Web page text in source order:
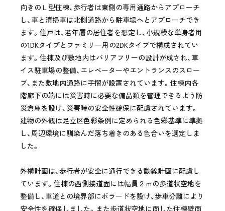
向きのＬ型住棟、歩行者は東側の専用通路からアプローチ
し、車と清掃車は北側道路から駐車場へとアプローチでき
ます。住戸は、若年層の居住者を想定し、小規模な単身者用
の1DKタイプとファミリー用の2DKタイプで構成されてい
ます。住棟及び敷地内はバリアフリーの設計が成され、車
イス駐車場の整備、エレベーターやエントランスのスロー
プ、また敷地内通路に手摺が設置されています。住棟内各
階廊下の端には災害時に必要な備品類を管理できるよう防
災倉庫を設け、災害時の安全性確保に配慮されています。
建物の外観は足立区色彩条例に定められる色彩基準に準拠
し、周辺環境に馴染んだ落ち着きのある色合いを選定しま
した。
外構計画は、歩行者が安全に通行できる動線計画に配慮し
ています。住棟の西側接道面には幅員２ｍの歩道状空地を
整備し、車道との境界部にボラードを設け、歩車分離により
安全性を確保しました。また歩道状空地に面した住棟壁面